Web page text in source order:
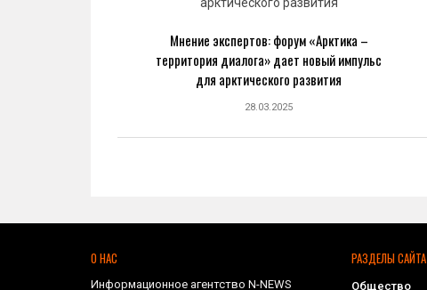
Мнение экспертов: форум «Арктика –
территория диалога» дает новый импульс
для арктического развития
28.03.2025
О НАС
Информационное агентство N-NEWS
РАЗДЕЛЫ САЙТА
Общество